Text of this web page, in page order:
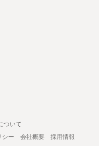
ついて
シー 会社概要
採用情報